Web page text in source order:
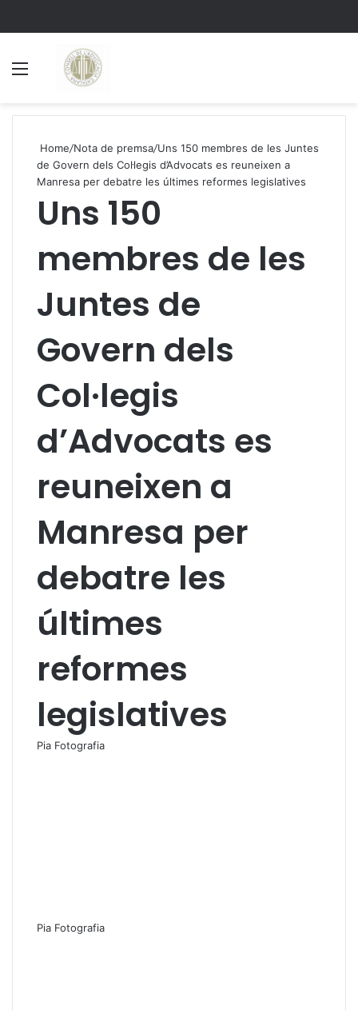
Home/Nota de premsa/Uns 150 membres de les Juntes
de Govern dels Col·legis d’Advocats es reuneixen a
Manresa per debatre les últimes reformes legislatives
Uns 150
membres de les
Juntes de
Govern dels
Col·legis
d’Advocats es
reuneixen a
Manresa per
debatre les
últimes
reformes
legislatives
Pia Fotografia
Pia Fotografia